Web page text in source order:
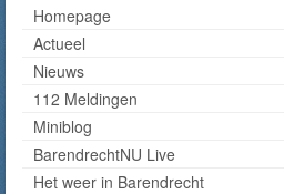
Homepage
Actueel
Nieuws
112 Meldingen
Miniblog
BarendrechtNU Live
Het weer in Barendrecht